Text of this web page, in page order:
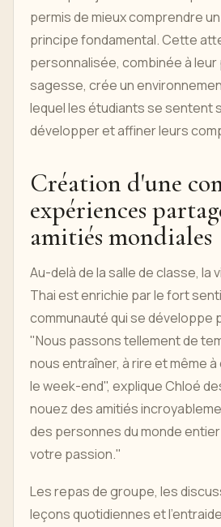
permis de mieux comprendre
principe fondamental. Cette
personnalisée, combinée à
sagesse, crée un
lequel les étudiants se sentent
développer et affiner leurs
Création d'une
expériences
amitiés mondiales
Au-delà de la salle de classe, la
Thai est enrichie par le fort
communauté qui se développe
"Nous passons tellement de
nous entraîner, à rire et même
le week-end", explique Chloé
nouez des amitiés
des personnes du monde
votre passion."
Les repas de groupe, les
leçons quotidiennes et